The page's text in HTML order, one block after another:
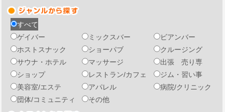
すべて
ゲイバー
ミックスバー
ビアンバー
ホストスナック
ショーパブ
クルージング
サウナ・ホテル
マッサージ
出張 売り専
ショップ
レストラン/カフェ
ジム・習い事
美容室/エステ
アパレル
病院/クリニック
団体/コミュニティ
その他